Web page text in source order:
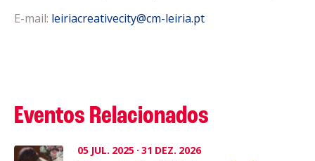
E-mail: leiriacreativecity@cm-leiria.pt
Eventos Relacionados
05 JUL. 2025 · 31 DEZ. 2026